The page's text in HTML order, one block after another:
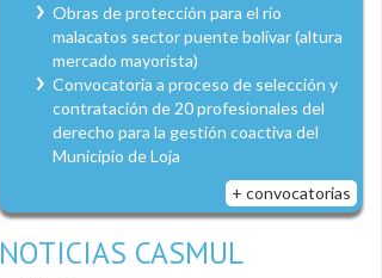
Obras de protección para el río
malacatos sector puente bolívar (altura
mercado mayorista)
Convocatoria a proceso de selección y
contratación de 20 profesionales del
derecho para la gestión coactiva del
Municipio de Loja
+ convocatorias
NOTICIAS CASMUL